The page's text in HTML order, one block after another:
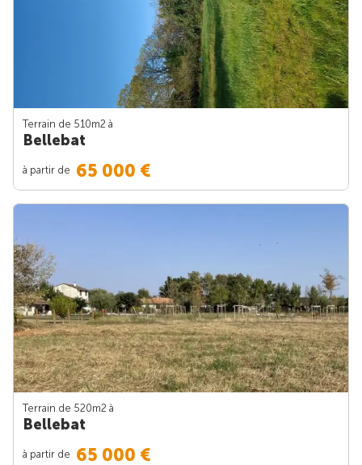
Terrain de 510m2 à
Bellebat
à partir de 65 000 €
Terrain de 520m2 à
Bellebat
à partir de 65 000 €